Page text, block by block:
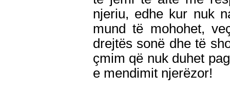
njeriu, edhe kur nuk
mund të mohohet,
drejtës sonë dhe të
çmim që nuk duhet
e mendimit njerëzor!